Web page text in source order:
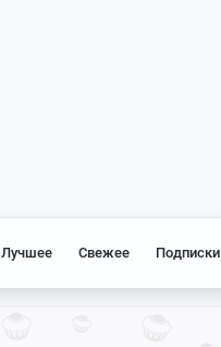
Лучшее Свежее Подписки